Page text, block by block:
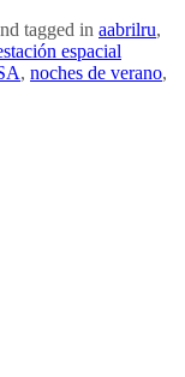
tagged in aabrilru,
espacial
, noches de verano,